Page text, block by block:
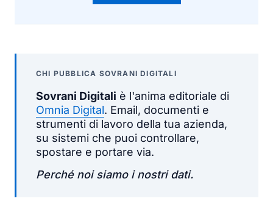
CHI PUBBLICA SOVRANI DIGITALI
Sovrani Digitali è l'anima editoriale di
Omnia Digital. Email, documenti e
strumenti di lavoro della tua azienda,
su sistemi che puoi controllare,
spostare e portare via.
Perché noi siamo i nostri dati.